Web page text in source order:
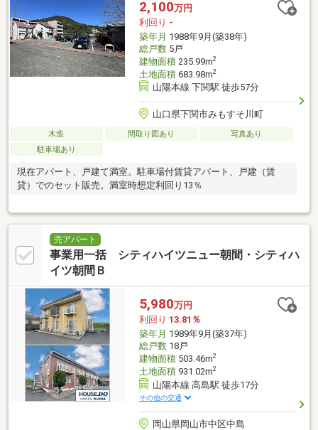
2,100万円
利回り -
築年月 1988年9月(築38年)
総戸数5戸
建物面積235.99m2
土地面積683.98m2
山陽本線 下関駅 徒歩57分
山口県下関市みもすそ川町
木造 間取り図あり
写真あり
駐車場あり
現在アパート、戸建て満室。駐車場付賃貸アパート、戸建（賃
貸）でのセット販売。満室時想定利回り13％
売アパート
事業用一括 シティハイツニュー朝間・シティハ
イツ朝間Ｂ
5,980万円
利回り 13.81％
築年月 1989年9月(築37年)
総戸数18戸
建物面積503.46m2
土地面積931.02m2
山陽本線 高島駅 徒歩17分
その他の交通
岡山県岡山市中区中島